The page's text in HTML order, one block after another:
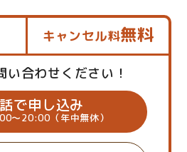
キャンセル料無料
い合わせください！
で申し込み
～20:00（年中無休）